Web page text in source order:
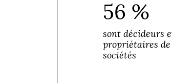
56 %
sont décideurs
propriétaires
sociétés